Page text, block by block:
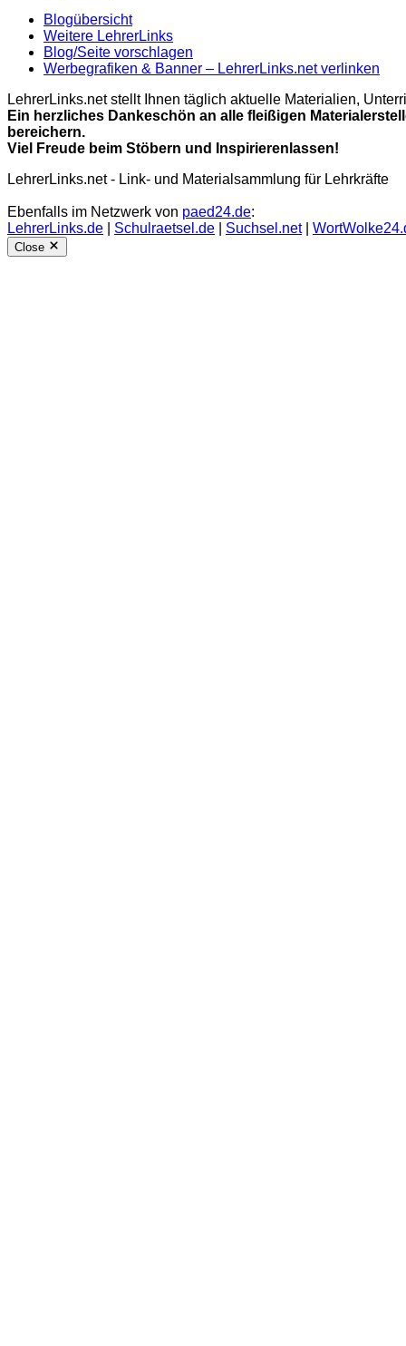
Blogübersicht
Weitere LehrerLinks
Blog/Seite vorschlagen
Werbegrafiken & Banner – LehrerLinks.net verlinken
LehrerLinks.net stellt Ihnen täglich aktuelle Materialien,
Ein herzliches Dankeschön an alle fleißigen
bereichern.
Viel Freude beim Stöbern und Inspirierenlassen!
LehrerLinks.net - Link- und Materialsammlung für Lehrkräfte
Ebenfalls im Netzwerk von paed24.de:
LehrerLinks.de
Schulraetsel.de Suchsel.net|
Close